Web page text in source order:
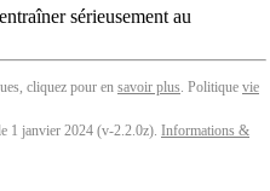
sérieusement au
cliquez pour en savoir plus. Politique vie
1 janvier 2024 (v-2.2.0z). Informations &